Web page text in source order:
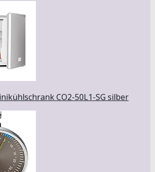
CO2-50L1-SG silber